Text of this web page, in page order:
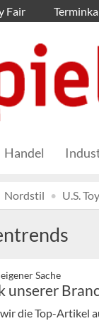
Fair
Handel
Nordstil U.S.
Sache
unserer
die Top-Artikel